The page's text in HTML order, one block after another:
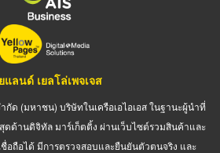
แลนด์ เยลโล่เพจเจส
กัด (มหาชน) บริษัทในเครือเอไอเอส ในฐานะผู้นำที่
ด้านดิจิทัล มาร์เก็ตติ้ง ผ่านเว็บไซต์รวมสินค้าและ
อถือได้ มีการตรวจสอบและยืนยันตัวตนจริง และ